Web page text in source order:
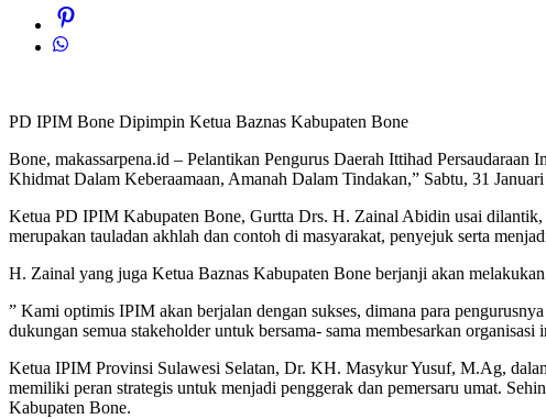
PD IPIM Bone Dipimpin Ketua Baznas Kabupaten Bone
Bone, makassarpena.id – Pelantikan Pengurus Daerah Ittihad
Khidmat Dalam Keberaamaan, Amanah Dalam Tindakan,” Sabtu, 31
Ketua PD IPIM Kabupaten Bone, Gurtta Drs. H. Zainal Abidin usai dilantik,
merupakan tauladan akhlah dan contoh di masyarakat, penyejuk serta
H. Zainal yang juga Ketua Baznas Kabupaten Bone berjanji akan
” Kami optimis IPIM akan berjalan dengan sukses, dimana para
dukungan semua stakeholder untuk bersama- sama membesarkan organisasi
Ketua IPIM Provinsi Sulawesi Selatan, Dr. KH. Masykur Yusuf, M.Ag,
memiliki peran strategis untuk menjadi penggerak dan pemersaru umat.
Kabupaten Bone.